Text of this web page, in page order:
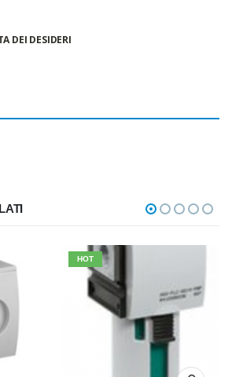
DEI DESIDERI
HOT